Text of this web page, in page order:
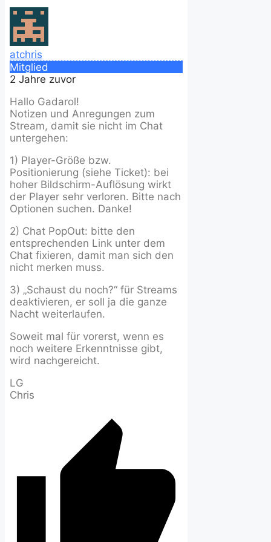
atchris
Mitglied
2 Jahre zuvor
Hallo Gadarol!
Notizen und Anregungen zum
Stream, damit sie nicht im Chat
untergehen:
1) Player-Größe bzw.
Positionierung (siehe Ticket): bei
hoher Bildschirm-Auflösung wirkt
der Player sehr verloren. Bitte nach
Optionen suchen. Danke!
2) Chat PopOut: bitte den
entsprechenden Link unter dem
Chat fixieren, damit man sich den
nicht merken muss.
3) „Schaust du noch?“ für Streams
deaktivieren, er soll ja die ganze
Nacht weiterlaufen.
Soweit mal für vorerst, wenn es
noch weitere Erkenntnisse gibt,
wird nachgereicht.
LG
Chris